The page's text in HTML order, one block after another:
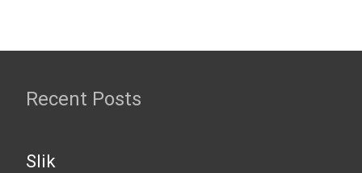
Recent Posts
Slik